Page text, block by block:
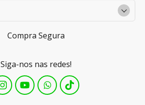
Compra Segura
Siga-nos nas redes!